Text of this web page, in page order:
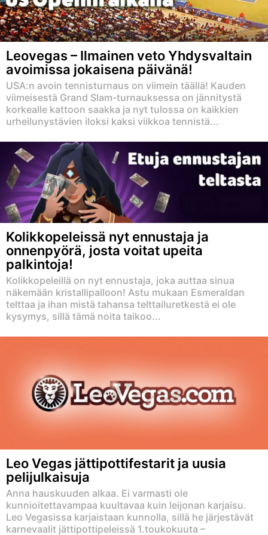
Leovegas – Ilmainen veto Yhdysvaltain
avoimissa jokaisena päivänä!
USA:n avoin tennisturnaus on viimein täällä! Kauden
viimeisestä Grand Slam-turnauksessa on jännitystä
korkealle kattoon saakka ja nyt tulossa on kaikkien
urheilunystävien iloksi kaksi viikkoa tennistä...
Kolikkopeleissä nyt ennustaja ja
onnenpyörä, josta voitat upeita
palkintoja!
Kolikkopeleillä on nyt ennustaja, joka auttaa sinua
näkemään kristallipalloon! Astu mukaan Esmeraldan
telttaa ja ihan mistä tahansa telttailuretkestä ei ole
kysymys, sillä tämä noita taikoo...
Leo Vegas jättipottifestarit ja uusia
pelijulkaisuja
Anna hauskuuden alkaa. Ei varmasti ole
kunnioitettavampaa kuultavaa kuin leijonan karjaisu.
Leo Vegasissa karjaistaan kunnolla, sillä he järjestävät
karnevaalit jättipottipeleissä 1.toukokuuta –